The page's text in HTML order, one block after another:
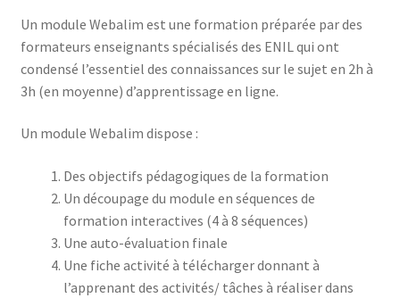
Un module Webalim est une formation préparée par des
formateurs enseignants spécialisés des ENIL qui ont
condensé l’essentiel des connaissances sur le sujet en 2h à
3h (en moyenne) d’apprentissage en ligne.
Un module Webalim dispose :
Des objectifs pédagogiques de la formation
Un découpage du module en séquences de
formation interactives (4 à 8 séquences)
Une auto-évaluation finale
Une fiche activité à télécharger donnant à
l’apprenant des activités/ tâches à réaliser dans